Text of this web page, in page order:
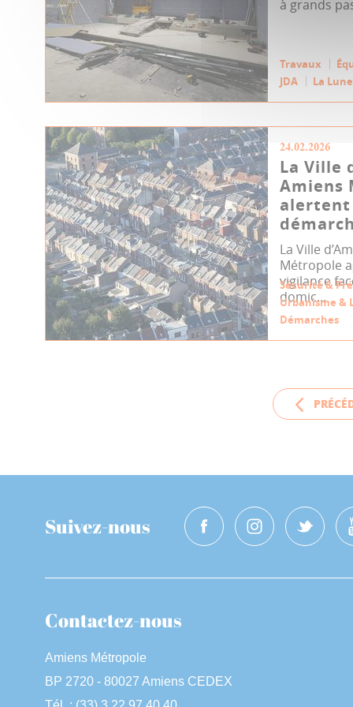
à grands
Travaux
JDA
La
24.02.2026
La Ville
Amiens
alertent
La Ville
Métropole
vigilance
domic...
Sécurité &
Urbanisme &
Démarches
Suivez-nous
Contactez-nous
Amiens Métropole
BP 2720 - 80027 Amiens CEDEX